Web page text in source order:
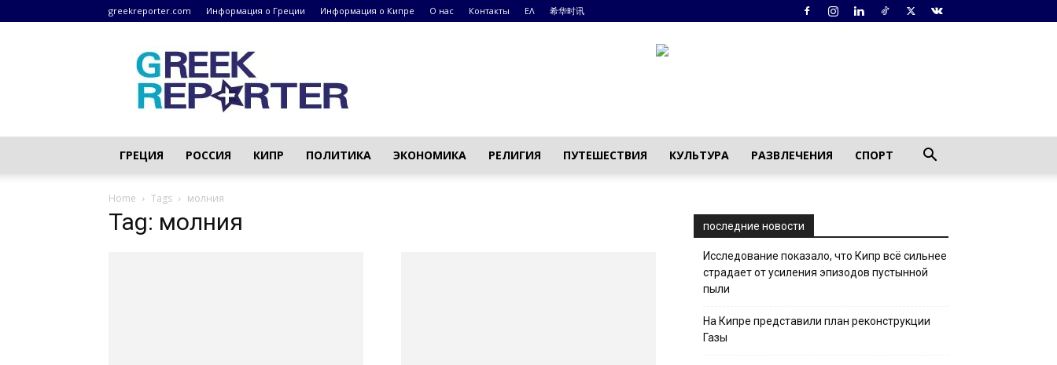
greekreporter.com Информация о Греции Информация о Кипре О нас Контакты ΕΛ 希华时讯
Греческие
новости
–
greekreporter.com
ГРЕЦИЯ РОССИЯ КИПР ПОЛИТИКА ЭКОНОМИКА РЕЛИГИЯ ПУТЕШЕСТВИЯ КУЛЬТУРА РАЗВЛЕЧЕНИЯ СПОРТ
Home Tags молния
Tag: молния последние новости
Исследование показало, что Кипр всё сильнее
страдает от усиления эпизодов пустынной
пыли
На Кипре представили план реконструкции
Газы